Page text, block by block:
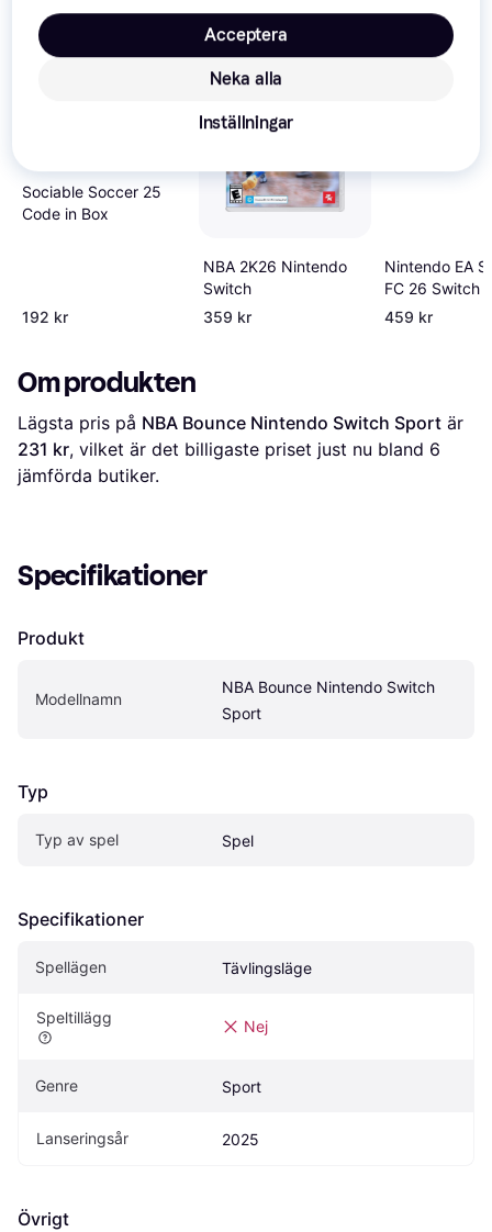
Sociable Soccer 25
Code in Box
192 kr
-22%
NBA 2K26 Nintendo
Switch
359 kr
Nintendo EA
FC 26 Switch
459 kr
Om produkten
Lägsta pris på NBA Bounce Nintendo Switch Sport
231 kr, vilket är det billigaste priset just nu bland 6
jämförda butiker.
Specifikationer
Produkt
Modellnamn
NBA Bounce Nintendo Switch
Sport
Typ
Typ av spel Spel
Specifikationer
Spellägen Tävlingsläge
Speltillägg Nej
Genre Sport
Lanseringsår 2025
Övrigt
Neka alla
Acceptera
Inställningar